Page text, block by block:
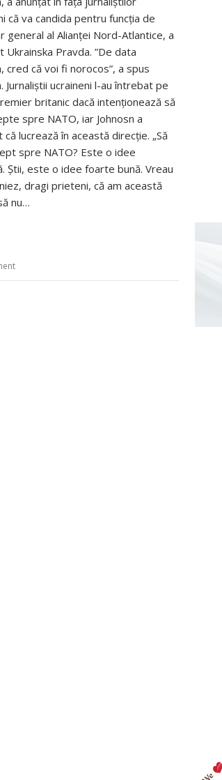
că va candida pentru funcția de
general al Alianței Nord-Atlantice, a
Ukrainska Pravda. ”De data
cred că voi fi norocos”, a spus
Jurnaliştii ucraineni l-au întrebat pe
britanic dacă intenţionează să
spre NATO, iar Johnosn a
că lucrează în această direcţie. „Să
spre NATO? Este o idee
Știi, este o idee foarte bună. Vreau
dragi prieteni, că am această
nu…